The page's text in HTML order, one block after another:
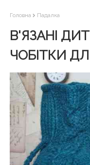
Головна Падалка
В'ЯЗАНІ
ЧОБІТКИ